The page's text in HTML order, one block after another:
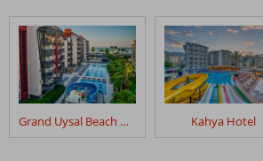
klanten
geschreven
na
hun
verblijf
Sette
Grand Uysal Beach & Spa Kahya Hotel